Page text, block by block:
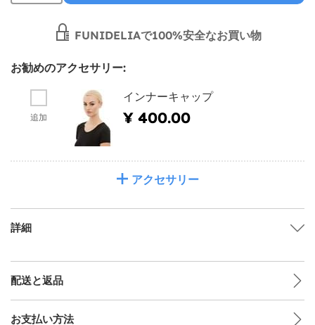
FUNIDELIAで100%安全なお買い物
お勧めのアクセサリー:
追加
インナーキャップ
¥ 400.00
アクセサリー
詳細
配送と返品
お支払い方法